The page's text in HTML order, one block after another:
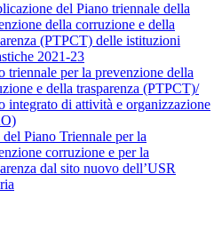
del Piano triennale della
della corruzione e della
(PTPCT) delle istituzioni
2021-23
triennale per la prevenzione della
e della trasparenza (PTPCT)/
integrato di attività e organizzazione
Piano Triennale per la
corruzione e per la
dal sito nuovo dell’USR